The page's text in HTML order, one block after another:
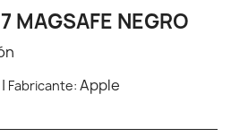
MAGSAFE NEGRO
| Fabricante: Apple